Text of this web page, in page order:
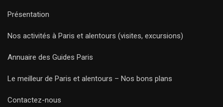
Présentation
Nos activités à Paris et alentours (visites, excursions)
Annuaire des Guides Paris
Le meilleur de Paris et alentours – Nos bons plans
Contactez-nous